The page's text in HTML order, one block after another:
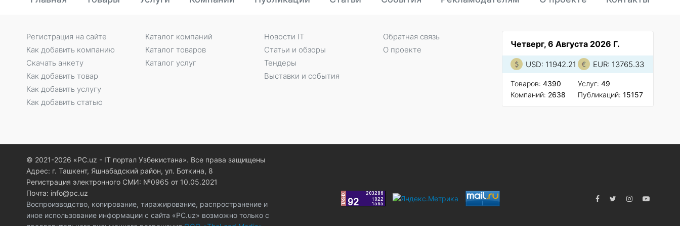
Четверг, 6 Августа 2026 Г.
USD: 11942.21 EUR: 13765.33
Товаров: 4390
Компаний: 2638
Услуг: 49
Публикаций: 15157
Регистрация на сайте
Как добавить компанию
Скачать анкету
Как добавить товар
Как добавить услугу
Как добавить статью
Каталог компаний
Каталог товаров
Каталог услуг
Новости IT
Статьи и обзоры
Тендеры
Выставки и события
Обратная связь
О проекте
© 2021-2026 «PC.uz - IT портал Узбекистана». Все права защищены
Адрес: г. Ташкент, Яшнабадский район, ул. Боткина, 8
Регистрация электронного СМИ: №0965 от 10.05.2021
Почта: info@pc.uz
Воспроизводство, копирование, тиражирование, распространение и
иное использование информации с сайта «PC.uz» возможно только с